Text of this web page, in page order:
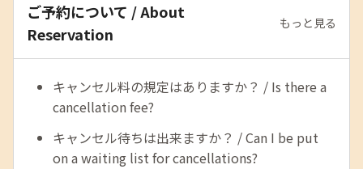
ご予約について / About
Reservation
もっと見る
キャンセル料の規定はありますか？ / Is there a
cancellation fee?
キャンセル待ちは出来ますか？ / Can I be put
on a waiting list for cancellations?